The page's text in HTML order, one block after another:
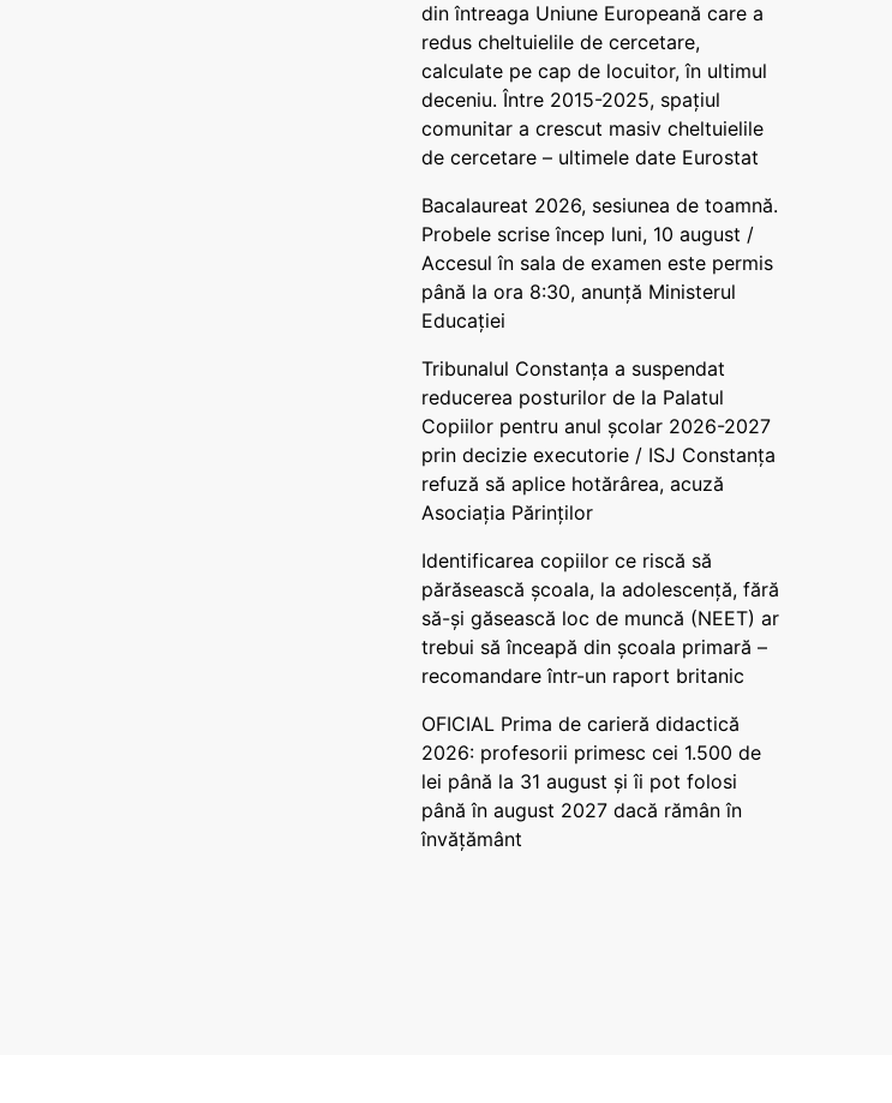
din întreaga Uniune Europeană care a
redus cheltuielile de cercetare,
calculate pe cap de locuitor, în ultimul
deceniu. Între 2015-2025, spațiul
comunitar a crescut masiv cheltuielile
de cercetare – ultimele date Eurostat
Bacalaureat 2026, sesiunea de toamnă.
Probele scrise încep luni, 10 august /
Accesul în sala de examen este permis
până la ora 8:30, anunță Ministerul
Educației
Tribunalul Constanța a suspendat
reducerea posturilor de la Palatul
Copiilor pentru anul școlar 2026-2027
prin decizie executorie / ISJ Constanța
refuză să aplice hotărârea, acuză
Asociația Părinților
Identificarea copiilor ce riscă să
părăsească școala, la adolescență, fără
să-și găsească loc de muncă (NEET) ar
trebui să înceapă din școala primară –
recomandare într-un raport britanic
OFICIAL Prima de carieră didactică
2026: profesorii primesc cei 1.500 de
lei până la 31 august și îi pot folosi
până în august 2027 dacă rămân în
învățământ